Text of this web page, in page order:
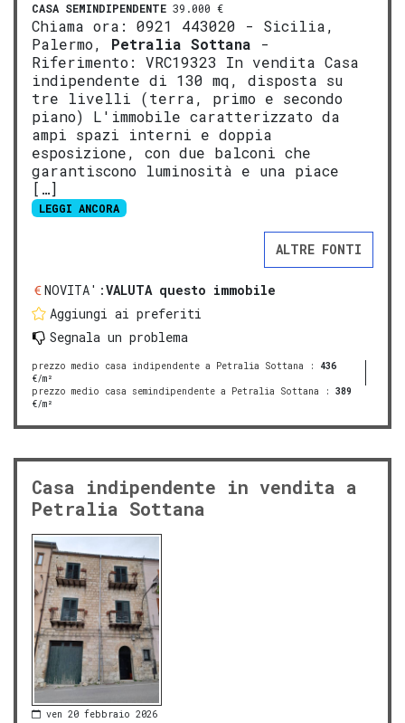
CASA SEMINDIPENDENTE 39.000 €
Chiama ora: 0921 443020 - Sicilia,
Palermo, Petralia Sottana -
Riferimento: VRC19323 In vendita Casa
indipendente di 130 mq, disposta su
tre livelli (terra, primo e secondo
piano) L'immobile caratterizzato da
ampi spazi interni e doppia
esposizione, con due balconi che
garantiscono luminosità e una piace
[…]
LEGGI ANCORA
ALTRE FONTI
NOVITA':VALUTA questo immobile
Aggiungi ai preferiti
Segnala un problema
prezzo medio casa indipendente a Petralia Sottana : 436
€/m²
prezzo medio casa semindipendente a Petralia Sottana : 389
€/m²
Casa indipendente in vendita a
Petralia Sottana
ven 20 febbraio 2026